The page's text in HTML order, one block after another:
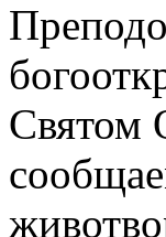
Святом